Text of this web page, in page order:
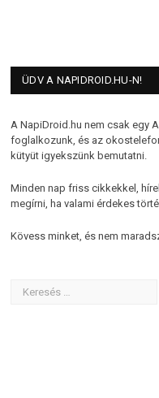
ÜDV A NAPIDROID.HU-N!
A NapiDroid.hu nem csak egy
foglalkozunk, és az
kütyüt igyekszünk bemutatni.
Minden nap friss cikkekkel,
megírni, ha valami érdekes
Kövess minket, és nem